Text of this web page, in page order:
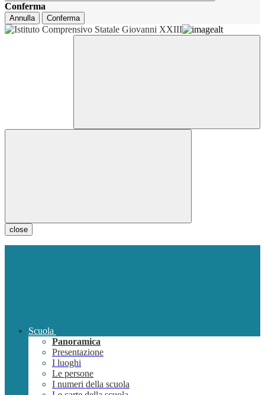
Conferma
Annulla Conferma
close
Scuola
Panoramica
Presentazione
I luoghi
Le persone
I numeri della scuola